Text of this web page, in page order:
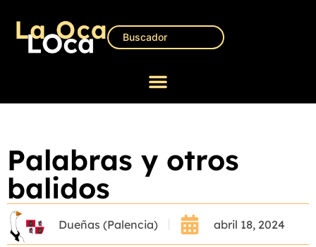
Palabras y otros
balidos
Dueñas (Palencia) abril 18, 2024